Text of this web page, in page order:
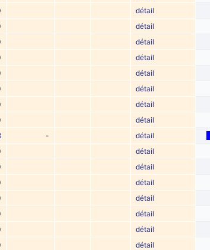
détail
détail
détail
détail
détail
détail
détail
détail
-
détail
détail
détail
détail
détail
détail
détail
détail